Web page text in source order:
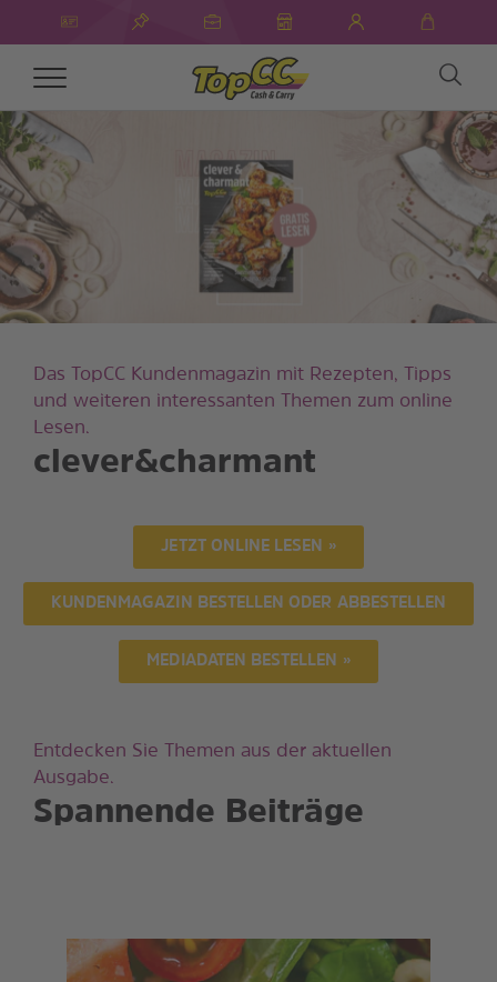
Toggle
clever&charmant
Das TopCC Kundenmagazin mit Rezepten, Tipps
und weiteren interessanten Themen zum online
Lesen.
JETZT ONLINE LESEN »
KUNDENMAGAZIN BESTELLEN ODER ABBESTELLEN
MEDIADATEN BESTELLEN »
Spannende Beiträge
Entdecken Sie Themen aus der aktuellen
Ausgabe.